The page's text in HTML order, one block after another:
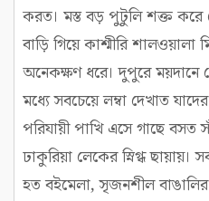
করত। মস্ত বড় পুটুলি শক্ত করে
বাড়ি গিয়ে কাশ্মীরি শালওয়ালা
অনেকক্ষণ ধরে। দুপুরে ময়দানে
মধ্যে সবচেয়ে লম্বা দেখাত
পরিযায়ী পাখি এসে গাছে বসত
ঢাকুরিয়া লেকের স্নিগ্ধ
হত বইমেলা, সৃজনশীল বাঙালির